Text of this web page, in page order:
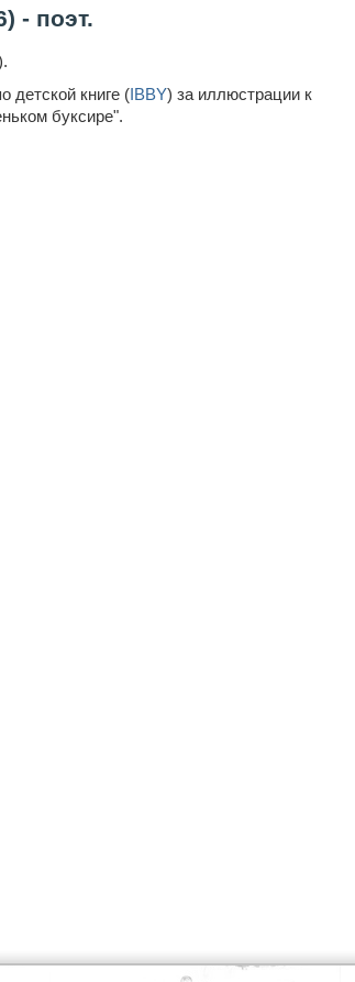
- поэт.
детской книге (IBBY) за иллюстрации к
буксире".